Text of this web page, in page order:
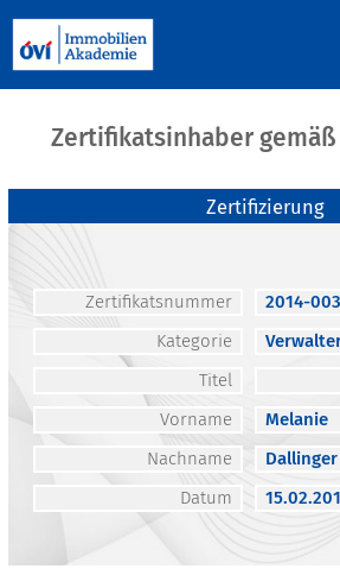
Zertifikatsinhaber gemäß
Zertifizierung
Zertifikatsnummer
2014-
Kategorie
Titel
Vorname
Melanie
Nachname
Dallinger
Datum